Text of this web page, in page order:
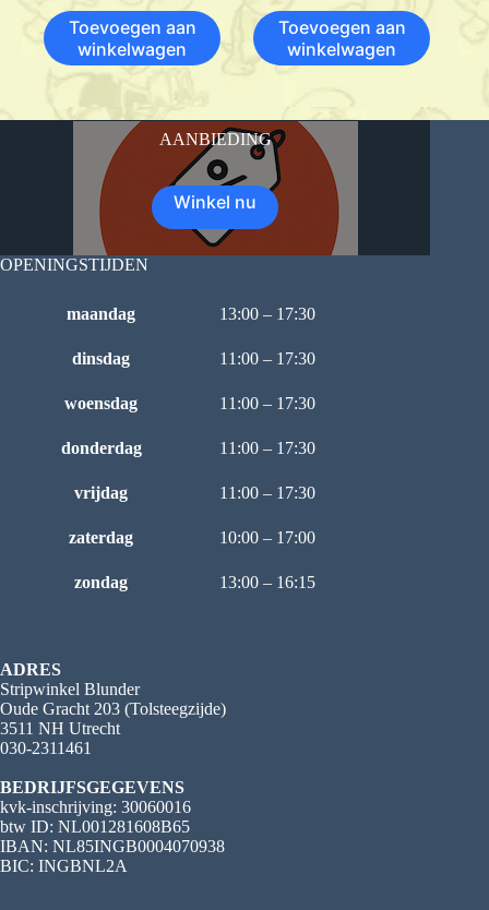
Toevoegen aan
winkelwagen
Toevoegen aan
winkelwagen
AANBIEDING
Winkel nu
OPENINGSTIJDEN
maandag 13:00 – 17:30
dinsdag 11:00 – 17:30
woensdag 11:00 – 17:30
donderdag 11:00 – 17:30
vrijdag 11:00 – 17:30
zaterdag 10:00 – 17:00
zondag 13:00 – 16:15
ADRES
Stripwinkel Blunder
Oude Gracht 203 (Tolsteegzijde)
3511 NH Utrecht
030-2311461
BEDRIJFSGEGEVENS
kvk-inschrijving: 30060016
btw ID: NL001281608B65
IBAN: NL85INGB0004070938
BIC: INGBNL2A